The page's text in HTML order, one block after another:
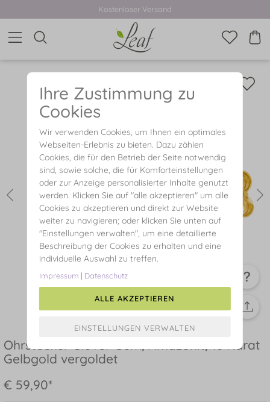
Kostenloser Versand
Ohrstecker Clover Gem, Amazonit, 18 Karat
Gelbgold vergoldet
€ 59,90*
Ihre Zustimmung zu
Cookies
Wir verwenden Cookies, um Ihnen ein optimales
Webseiten-Erlebnis zu bieten. Dazu zählen
Cookies, die für den Betrieb der Seite notwendig
sind, sowie solche, die für Komforteinstellungen
oder zur Anzeige personalisierter Inhalte genutzt
werden. Klicken Sie auf "alle akzeptieren" um alle
Cookies zu akzeptieren und direkt zur Website
weiter zu navigieren; oder klicken Sie unten auf
"Einstellungen verwalten", um eine detaillierte
Beschreibung der Cookies zu erhalten und eine
individuelle Auswahl zu treffen.
Impressum | Datenschutz
ALLE AKZEPTIEREN